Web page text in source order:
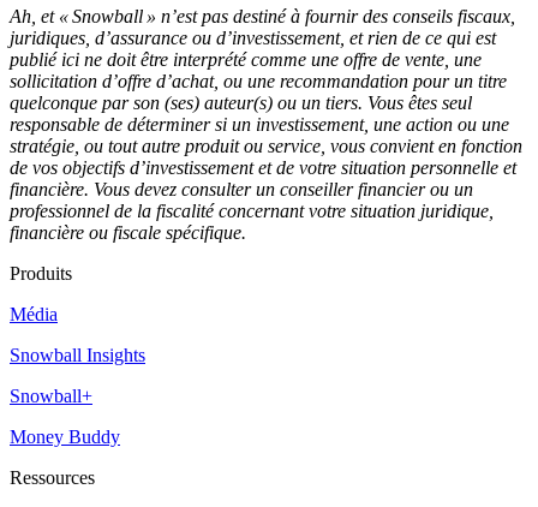
Ah, et « Snowball » n’est pas destiné à fournir des conseils fiscaux,
juridiques, d’assurance ou d’investissement, et rien de ce qui est
publié ici ne doit être interprété comme une offre de vente, une
sollicitation d’offre d’achat, ou une recommandation pour un titre
quelconque par son (ses) auteur(s) ou un tiers. Vous êtes seul
responsable de déterminer si un investissement, une action ou une
stratégie, ou tout autre produit ou service, vous convient en fonction
de vos objectifs d’investissement et de votre situation personnelle et
financière. Vous devez consulter un conseiller financier ou un
professionnel de la fiscalité concernant votre situation juridique,
financière ou fiscale spécifique.
Produits
Média
Snowball Insights
Snowball+
Money Buddy
Ressources